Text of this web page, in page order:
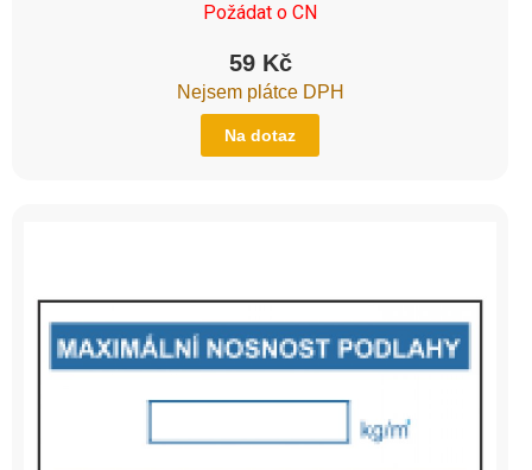
Požádat o CN
59 Kč
Nejsem plátce DPH
Na dotaz